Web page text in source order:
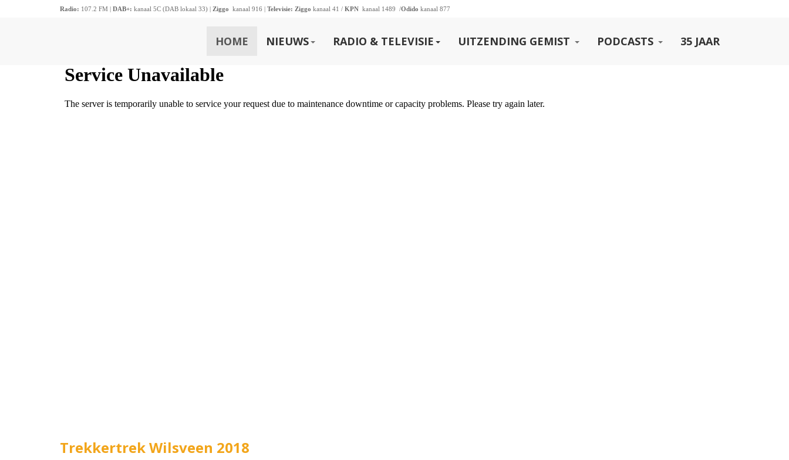
Radio: 107.2 FM | DAB+: kanaal 5C (DAB lokaal 33) | Ziggo kanaal 916 | Televisie: Ziggo kanaal 41 / KPN kanaal 1489 /Odido kanaal 877
HOME NIEUWS RADIO & TELEVISIE UITZENDING GEMIST PODCASTS 35 JAAR
Trekkertrek Wilsveen 2018